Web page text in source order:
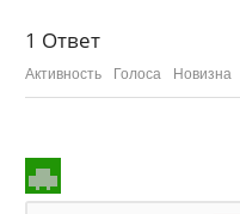
1 Ответ
Активность Голоса Новизна